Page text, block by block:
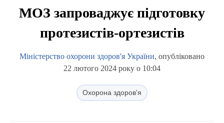
МОЗ запроваджує підготовку
протезистів-ортезистів
Міністерство охорони здоров'я України, опубліковано
22 лютого 2024 року о 10:04
Охорона здоров'я